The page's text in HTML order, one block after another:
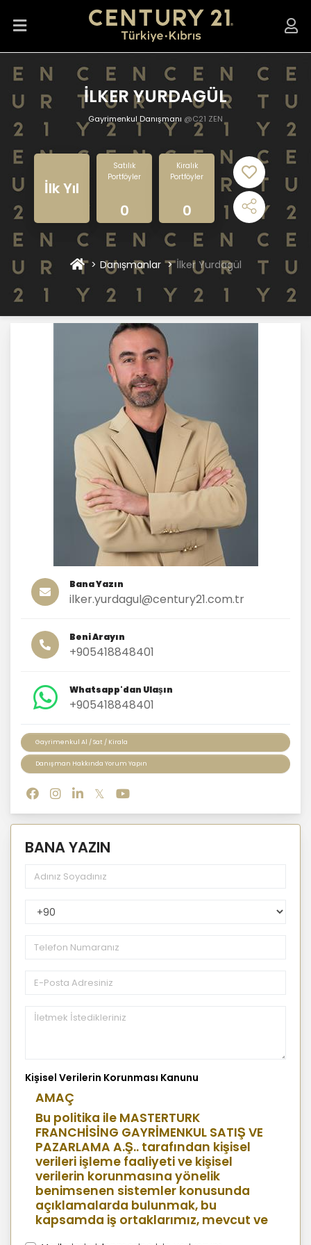
İLKER YURDAGÜL
Gayrimenkul Danışmanı @C21 ZEN
İlk Yıl
Satılık
Portföyler
0
Kiralık
Portföyler
0
Danışmanlar İlker Yurdagül
Bana Yazın
ilker.yurdagul@century21.com.tr
Beni Arayın
+905418848401
Whatsapp'dan Ulaşın
+905418848401
Gayrimenkul Al / Sat / Kirala
Danışman Hakkında Yorum Yapın
BANA YAZIN
PhoneNumberCountryPhoneCode
Kişisel Verilerin Korunması Kanunu
AMAÇ
Bu politika ile MASTERTURK
FRANCHİSİNG GAYRİMENKUL SATIŞ VE
PAZARLAMA A.Ş.. tarafından kişisel
verileri işleme faaliyeti ve kişisel
verilerin korunmasına yönelik
benimsenen sistemler konusunda
açıklamalarda bulunmak, bu
kapsamda iş ortaklarımız, mevcut ve